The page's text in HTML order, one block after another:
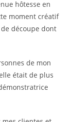
hôtesse en
moment créatif
découpe dont
de mon
était de plus